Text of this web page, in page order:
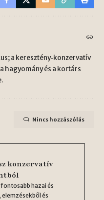
a keresztény‑konzervatív
hagyomány és a kortárs
Nincs hozzászólás
konzervatív
hazai és
és